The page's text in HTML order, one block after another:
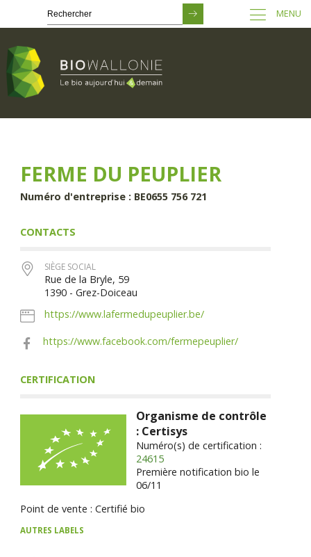
principal
MENU
FERME DU PEUPLIER
Numéro d'entreprise : BE0655 756 721
CONTACTS
SIÈGE SOCIAL
Rue de la Bryle, 59
1390 - Grez-Doiceau
https://www.lafermedupeuplier.be/
https://www.facebook.com/fermepeuplier/
CERTIFICATION
Organisme de contrôle
: Certisys
Numéro(s) de certification :
24615
Première notification bio le
06/11
Point de vente : Certifié bio
AUTRES LABELS